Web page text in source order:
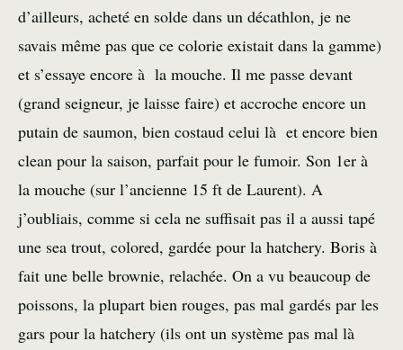
d’ailleurs, acheté en solde dans un décathlon, je ne
savais même pas que ce colorie existait dans la gamme)
et s’essaye encore à la mouche. Il me passe devant
(grand seigneur, je laisse faire) et accroche encore un
putain de saumon, bien costaud celui là et encore bien
clean pour la saison, parfait pour le fumoir. Son 1er à
la mouche (sur l’ancienne 15 ft de Laurent). A
j’oubliais, comme si cela ne suffisait pas il a aussi tapé
une sea trout, colored, gardée pour la hatchery. Boris à
fait une belle brownie, relachée. On a vu beaucoup de
poissons, la plupart bien rouges, pas mal gardés par les
gars pour la hatchery (ils ont un système pas mal là